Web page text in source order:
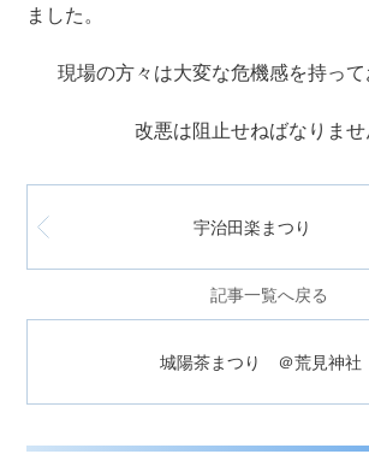
ました。
現場の方々は大変な危機感を持って
改悪は阻止せねばなりませ
宇治田楽まつり
記事一覧へ戻る
城陽茶まつり ＠荒見神社